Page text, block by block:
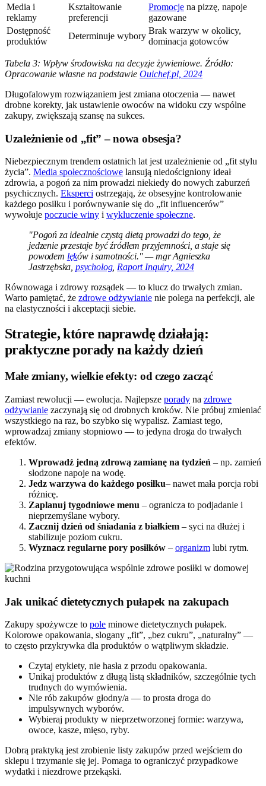
Media i
reklamy
Kształtowanie
preferencji
Promocje na pizzę, napoje
gazowane
Dostępność
produktów
Determinuje wybory
Brak warzyw w okolicy,
dominacja gotowców
Tabela 3: Wpływ środowiska na decyzje żywieniowe. Źródło:
Opracowanie własne na podstawie Ouichef.pl, 2024
Długofalowym rozwiązaniem jest zmiana otoczenia — nawet
drobne korekty, jak ustawienie owoców na widoku czy wspólne
zakupy, zwiększają szansę na sukces.
Uzależnienie od „fit” – nowa obsesja?
Niebezpiecznym trendem ostatnich lat jest uzależnienie od „fit stylu
życia”. Media społecznościowe lansują niedościgniony ideał
zdrowia, a pogoń za nim prowadzi niekiedy do nowych zaburzeń
psychicznych. Eksperci ostrzegają, że obsesyjne kontrolowanie
każdego posiłku i porównywanie się do „fit influencerów”
wywołuje poczucie winy i wykluczenie społeczne.
"Pogoń za idealnie czystą dietą prowadzi do tego, że
jedzenie przestaje być źródłem przyjemności, a staje się
powodem lęków i samotności." — mgr Agnieszka
Jastrzębska, psycholog,Raport Inquiry, 2024
Równowaga i zdrowy rozsądek — to klucz do trwałych zmian.
Warto pamiętać, że zdrowe odżywianie nie polega na perfekcji, ale
na elastyczności i akceptacji siebie.
Strategie, które naprawdę działają:
praktyczne porady na każdy dzień
Małe zmiany, wielkie efekty: od czego zacząć
Zamiast rewolucji — ewolucja. Najlepsze porady na zdrowe
odżywianie zaczynają się od drobnych kroków. Nie próbuj zmieniać
wszystkiego na raz, bo szybko się wypalisz. Zamiast tego,
wprowadzaj zmiany stopniowo — to jedyna droga do trwałych
efektów.
Wprowadź jedną zdrową zamianę na tydzień – np. zamień
słodzone napoje na wodę.
Jedz warzywa do każdego posiłku– nawet mała porcja robi
różnicę.
Zaplanuj tygodniowe menu – ogranicza to podjadanie i
nieprzemyślane wybory.
Zacznij dzień od śniadania z białkiem – syci na dłużej i
stabilizuje poziom cukru.
Wyznacz regularne pory posiłków – organizm lubi rytm.
Jak unikać dietetycznych pułapek na zakupach
Zakupy spożywcze to pole minowe dietetycznych pułapek.
Kolorowe opakowania, slogany „fit”, „bez cukru”, „naturalny” —
to często przykrywka dla produktów o wątpliwym składzie.
Czytaj etykiety, nie hasła z przodu opakowania.
Unikaj produktów z długą listą składników, szczególnie tych
trudnych do wymówienia.
Nie rób zakupów głodny/a — to prosta droga do
impulsywnych wyborów.
Wybieraj produkty w nieprzetworzonej formie: warzywa,
owoce, kasze, mięso, ryby.
Dobrą praktyką jest zrobienie listy zakupów przed wejściem do
sklepu i trzymanie się jej. Pomaga to ograniczyć przypadkowe
wydatki i niezdrowe przekąski.